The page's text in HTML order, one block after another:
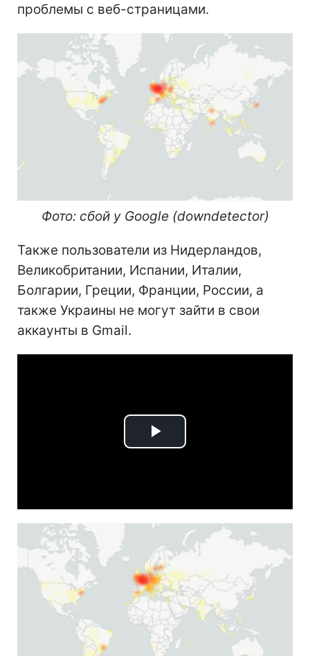
проблемы с веб-страницами.
Фото: сбой у Google (downdetector)
Также пользователи из Нидерландов,
Великобритании, Испании, Италии,
Болгарии, Греции, Франции, России, а
также Украины не могут зайти в свои
аккаунты в Gmail.
Play